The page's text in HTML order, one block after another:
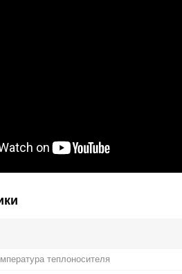
теплоносителя